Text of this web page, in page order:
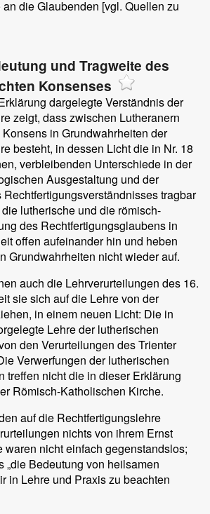
die Glaubenden [vgl. Quellen zu
und Tragweite des
Konsenses
dargelegte Verständnis der
zeigt, dass zwischen Lutheranern
in Grundwahrheiten der
besteht, in dessen Licht die in Nr. 18
verbleibenden Unterschiede in der
Ausgestaltung und der
tragbar
lutherische und die römisch-
des Rechtfertigungsglaubens in
offen aufeinander hin und heben
Grundwahrheiten nicht wieder auf.
auch die Lehrverurteilungen des 16.
sie sich auf die Lehre von der
in einem neuen Licht: Die in
Lehre der lutherischen
den Verurteilungen des Trienter
Verwerfungen der lutherischen
treffen nicht die in dieser Erklärung
Römisch-Katholischen Kirche.
auf die Rechtfertigungslehre
nichts von ihrem Ernst
waren nicht einfach gegenstandslos;
„die Bedeutung von heilsamen
in Lehre und Praxis zu beachten